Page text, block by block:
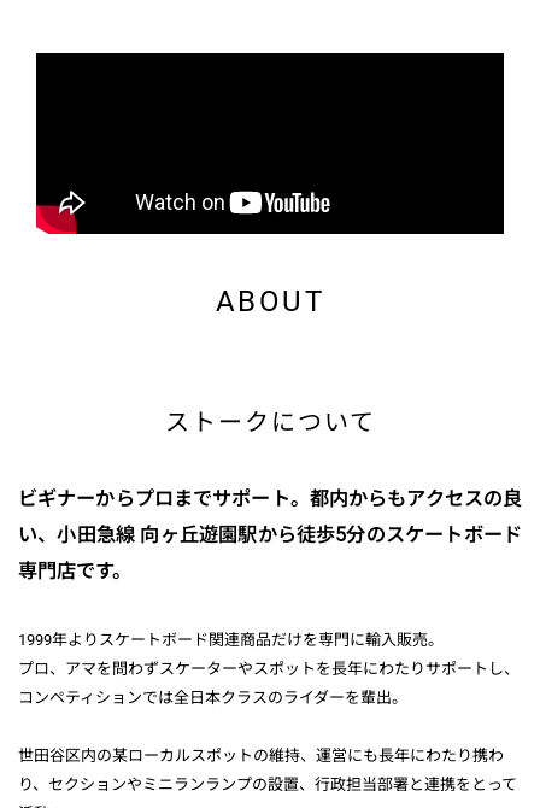
ABOUT
ストークについて
ビギナーからプロまでサポート。都内からもアクセスの良
い、小田急線 向ヶ丘遊園駅から徒歩5分のスケートボード
専門店です。
1999年よりスケートボード関連商品だけを専門に輸入販売。
プロ、アマを問わずスケーターやスポットを長年にわたりサポートし、
コンペティションでは全日本クラスのライダーを輩出。
世田谷区内の某ローカルスポットの維持、運営にも長年にわたり携わ
り、セクションやミニランランプの設置、行政担当部署と連携をとって